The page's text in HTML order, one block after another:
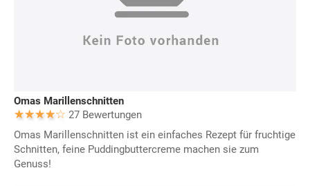
Omas Marillenschnitten
27 Bewertungen
Omas Marillenschnitten ist ein einfaches Rezept für fruchtige
Schnitten, feine Puddingbuttercreme machen sie zum
Genuss!